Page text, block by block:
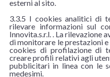
esterni al sito.
3.3.5 I cookies analitici di
rilevare informazioni sul
Innovita.s.r.l. . La rilevazione
di monitorare le prestazioni
cookies di profilazione di
creare profili relativi agli
pubblicitari in linea con le
medesimi.